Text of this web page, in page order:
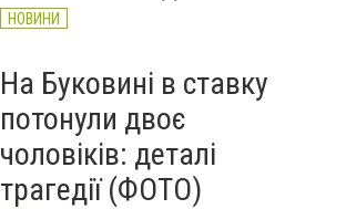
НОВИНИ
На Буковині в ставку
потонули двоє
чоловіків: деталі
трагедії (ФОТО)